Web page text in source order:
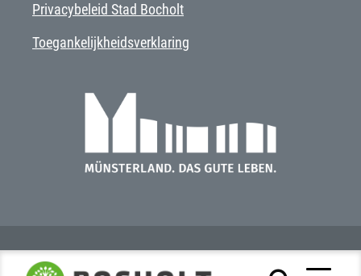
Privacybeleid Stad Bocholt
Toegankelijkheidsverklaring